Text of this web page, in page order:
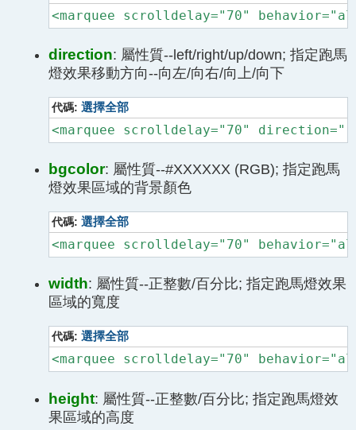
<marquee scrolldelay="70"
direction: 屬性質--left/right/up/down; 指定跑馬
燈效果移動方向--向左/向右/向上/向下
代碼:選擇全部
<marquee scrolldelay="70"
bgcolor: 屬性質--#XXXXXX (RGB); 指定跑馬
燈效果區域的背景顏色
代碼:選擇全部
<marquee scrolldelay="70"
width: 屬性質--正整數/百分比; 指定跑馬燈效果
區域的寬度
代碼:選擇全部
<marquee scrolldelay="70"
height: 屬性質--正整數/百分比; 指定跑馬燈效
果區域的高度